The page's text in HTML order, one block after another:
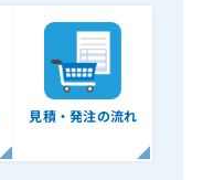
見積・発注の流れ